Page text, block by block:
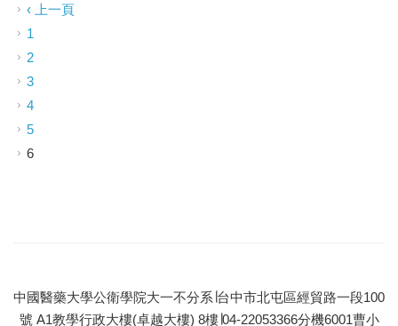
‹ 上一頁
1
2
3
4
5
6
中國醫藥大學公衛學院大一不分系∣台中市北屯區經貿路一段100
號 A1教學行政大樓(卓越大樓) 8樓∣04-22053366分機6001曹小